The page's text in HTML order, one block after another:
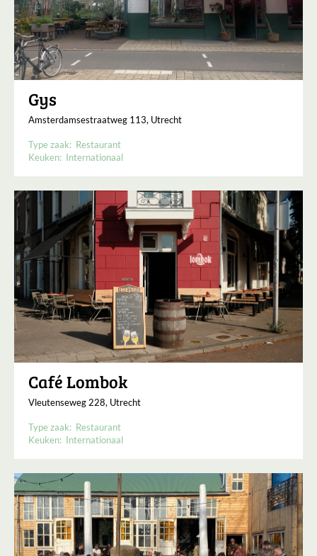
Gys
Amsterdamsestraatweg 113, Utrecht
Type zaak: Restaurant
Keuken: Internationaal
Café Lombok
Vleutenseweg 228, Utrecht
Type zaak: Restaurant
Keuken: Internationaal